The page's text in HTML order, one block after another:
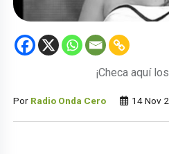
¡Checa aquí
Por Radio Onda Cero 14 Nov